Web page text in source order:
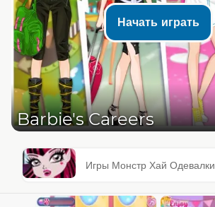
Начать играть
Barbie's Careers
Игры Монстр Хай Одевалки